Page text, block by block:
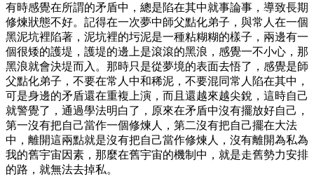
有時感覺在所謂的矛盾中，總是陷在其中就事論事，導致長期
修煉狀態不好。記得在一次夢中師父點化弟子，與常人在一個
黑泥坑裡陷著，泥坑裡的圬泥是一種粘糊糊的樣子，兩邊有一
個很矮的護堤，護堤的邊上是滾滾的黑浪，感覺一不小心，那
黑浪就會決堤而入。那時只是從夢境的表面去悟了，感覺是師
父點化弟子，不要在常人中和稀泥，不要混同常人陷在其中，
可是身邊的矛盾還在重複上演，而且還越來越尖銳，這時自己
就警覺了，通過學法明白了，原來在矛盾中沒有擺放好自己，
第一沒有把自己當作一個修煉人，第二沒有把自己擺在大法
中，離開這兩點就是沒有把自己當作修煉人，沒有離開為私為
我的舊宇宙因素，那麼在舊宇宙的機制中，就是走舊勢力安排
的路，就無法去掉私。